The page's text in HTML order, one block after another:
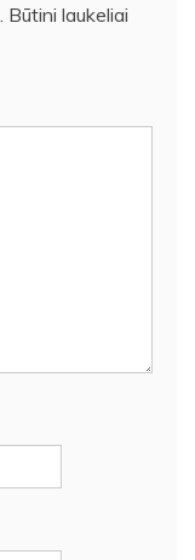
Būtini laukeliai